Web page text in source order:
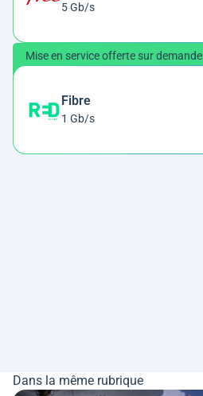
5 Gb/s
Mise en service offerte sur demande
Fibre
1 Gb/s
Dans la même rubrique